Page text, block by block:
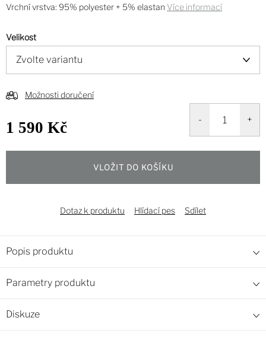
Vrchní vrstva: 95% polyester + 5% elastan Více informací
Velikost
Možnosti doručení
1 590 Kč
VLOŽIT DO KOŠÍKU
Dotaz k produktu Hlídací pes Sdílet
Popis produktu
Parametry produktu
Diskuze